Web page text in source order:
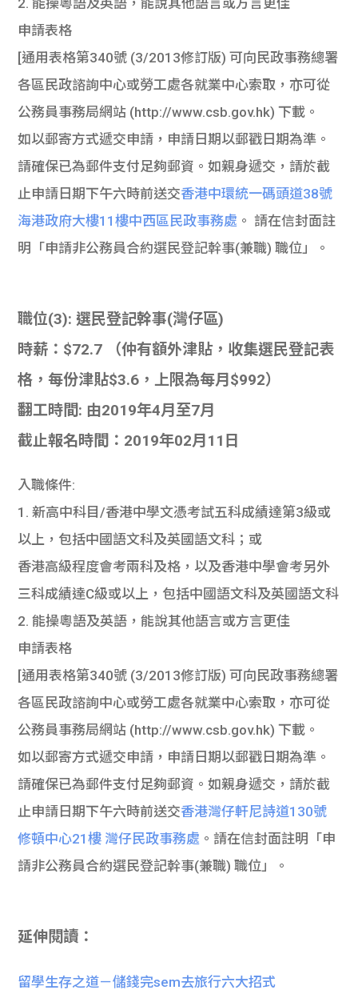
2. 能操粵語及英語，能說其他語言或方言更佳
申請表格
[通用表格第340號 (3/2013修訂版) 可向民政事務總署
各區民政諮詢中心或勞工處各就業中心索取，亦可從
公務員事務局網站 (http://www.csb.gov.hk) 下載。
如以郵寄方式遞交申請，申請日期以郵戳日期為準。
請確保已為郵件支付足夠郵資。如親身遞交，請於截
止申請日期下午六時前送交香港中環統一碼頭道38號
海港政府大樓11樓中西區民政事務處 。 請在信封面註
明「申請非公務員合約選民登記幹事(兼職) 職位」。
職位(3): 選民登記幹事(灣仔區)
時薪：$72.7 （仲有額外津貼，收集選民登記表
格，每份津貼$3.6，上限為每月$992）
翻工時間: 由2019年4月至7月
截止報名時間：2019年02月11日
入職條件:
1. 新高中科目/香港中學文憑考試五科成績達第3級或
以上，包括中國語文科及英國語文科；或
香港高級程度會考兩科及格，以及香港中學會考另外
三科成績達C級或以上，包括中國語文科及英國語文科
2. 能操粵語及英語，能說其他語言或方言更佳
申請表格
[通用表格第340號 (3/2013修訂版) 可向民政事務總署
各區民政諮詢中心或勞工處各就業中心索取，亦可從
公務員事務局網站 (http://www.csb.gov.hk) 下載。
如以郵寄方式遞交申請，申請日期以郵戳日期為準。
請確保已為郵件支付足夠郵資。如親身遞交，請於截
止申請日期下午六時前送交香港灣仔軒尼詩道130號
修頓中心21樓 灣仔民政事務處 。請在信封面註明「申
請非公務員合約選民登記幹事(兼職) 職位」。
延伸閱讀：
留學生存之道－儲錢完sem去旅行六大招式